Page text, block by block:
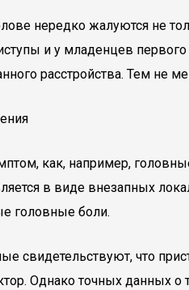
нередко жалуются не
и у младенцев
расстройства. Тем не
как, например,
в виде внезапных
головные боли.
свидетельствуют, что
Однако точных данных о